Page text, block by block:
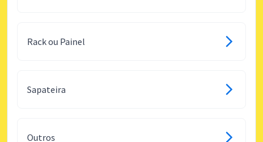
Rack ou Painel
Sapateira
Outros